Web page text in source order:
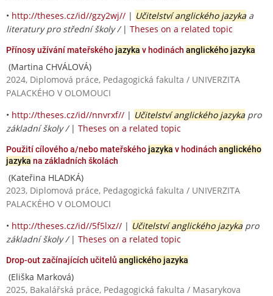
• http://theses.cz/id//gzy2wj// | Učitelství anglického jazyka a
literatury pro střední školy / | Theses on a related topic
Přínosy užívání mateřského jazyka v hodinách anglického jazyka
(Martina CHVÁLOVÁ)
2024, Diplomová práce, Pedagogická fakulta / UNIVERZITA
PALACKÉHO V OLOMOUCI
• http://theses.cz/id//nnvrxf// | Učitelství anglického jazyka pro
základní školy / | Theses on a related topic
Použití cílového a/nebo mateřského jazyka v hodinách anglického
jazyka na základních školách
(Kateřina HLADKÁ)
2023, Diplomová práce, Pedagogická fakulta / UNIVERZITA
PALACKÉHO V OLOMOUCI
• http://theses.cz/id//5f5lxz// | Učitelství anglického jazyka pro
základní školy / | Theses on a related topic
Drop-out začínajících učitelů anglického jazyka
(Eliška Marková)
2025, Bakalářská práce, Pedagogická fakulta / Masarykova